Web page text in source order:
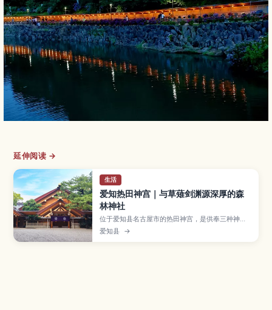
延伸阅读 →
生活
爱知热田神宫｜与草薙剑渊源深厚的森
林神社
位于爱知县名古屋市的热田神宫，是供奉三种神器
之一「草薙剑」的日本重要神社之一，境内林木繁
茂、气氛庄严宁静。本文介绍本宫、收藏约数千件
爱知县 →